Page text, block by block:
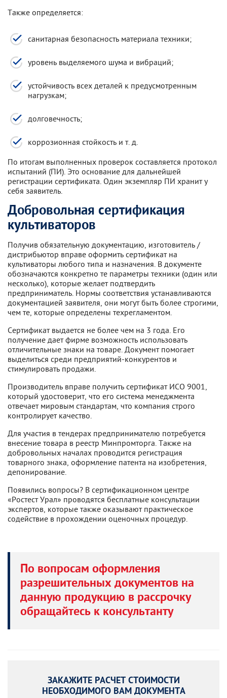
Также определяется:
санитарная безопасность материала техники;
уровень выделяемого шума и вибраций;
устойчивость всех деталей к предусмотренным
нагрузкам;
долговечность;
коррозионная стойкость и т. д.
По итогам выполненных проверок составляется протокол
испытаний (ПИ). Это основание для дальнейшей
регистрации сертификата. Один экземпляр ПИ хранит у
себя заявитель.
Добровольная сертификация
культиваторов
Получив обязательную документацию, изготовитель /
дистрибьютор вправе оформить сертификат на
культиваторы любого типа и назначения. В документе
обозначаются конкретно те параметры техники (один или
несколько), которые желает подтвердить
предприниматель. Нормы соответствия устанавливаются
документацией заявителя, они могут быть более строгими,
чем те, которые определены техрегламентом.
Сертификат выдается не более чем на 3 года. Его
получение дает фирме возможность использовать
отличительные знаки на товаре. Документ помогает
выделиться среди предприятий-конкурентов и
стимулировать продажи.
Производитель вправе получить сертификат ИСО 9001,
который удостоверит, что его система менеджмента
отвечает мировым стандартам, что компания строго
контролирует качество.
Для участия в тендерах предпринимателю потребуется
внесение товара в реестр Минпромторга. Также на
добровольных началах проводится регистрация
товарного знака, оформление патента на изобретения,
депонирование.
Появились вопросы? В сертификационном центре
«Ростест Урал» проводятся бесплатные консультации
экспертов, которые также оказывают практическое
содействие в прохождении оценочных процедур.
По вопросам оформления
разрешительных документов на
данную продукцию в рассрочку
обращайтесь к консультанту
ЗАКАЖИТЕ РАСЧЕТ СТОИМОСТИ
НЕОБХОДИМОГО ВАМ ДОКУМЕНТА